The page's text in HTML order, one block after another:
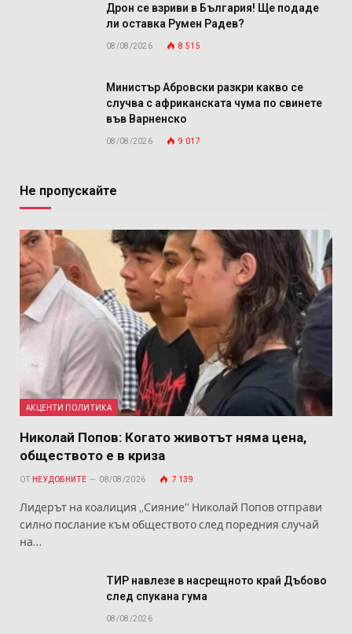
Дрон се взриви в България! Ще подаде
ли оставка Румен Радев?
08/08/2026 8 515
Министър Абровски разкри какво се
случва с африканската чума по свинете
във Варненско
08/08/2026 9 017
Не пропускайте
АКЦЕНТИ ПОЛИТИКА
Николай Попов: Когато животът няма цена,
обществото е в криза
ОТ НЕУДОБНИТЕ 08/08/2026 7 139
Лидерът на коалиция „Сияние“ Николай Попов отправи
силно послание към обществото след поредния случай
на…
ТИР навлезе в насрещното край Дъбово
след спукана гума
08/08/2026